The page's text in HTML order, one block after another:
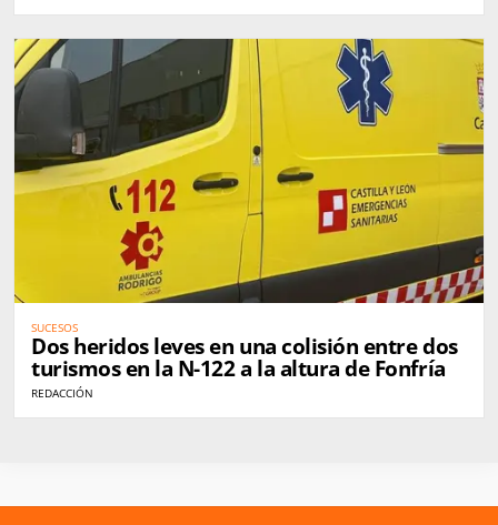
SUCESOS
Dos heridos leves en una colisión entre dos
turismos en la N-122 a la altura de Fonfría
REDACCIÓN